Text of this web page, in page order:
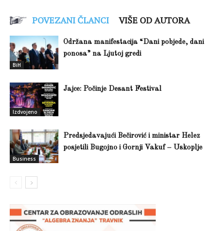
POVEZANI ČLANCI VIŠE OD AUTORA
BiH
Održana manifestacija “Dani pobjede, dani
ponosa” na Ljutoj gredi
Izdvojeno
Jajce: Počinje Desant Festival
Business
Predsjedavajući Bečirović i ministar Helez
posjetili Bugojno i Gornji Vakuf – Uskoplje